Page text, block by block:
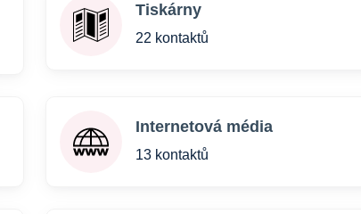
Tiskárny
22 kontaktů
Internetová média
13 kontaktů